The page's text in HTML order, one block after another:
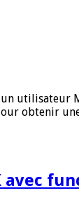
obtenir
avec